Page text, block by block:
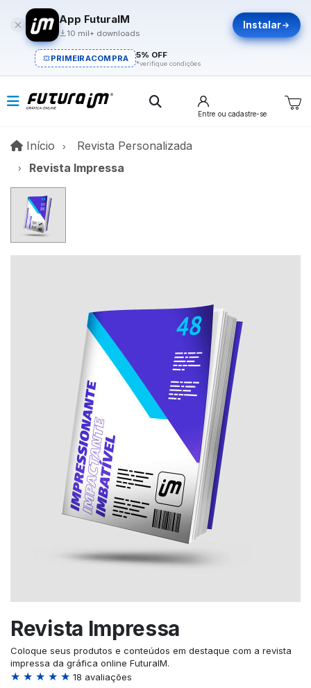
App FuturaIM
10 mil+ downloads
Instalar
PRIMEIRACOMPRA 5% OFF
*verifique condições
Entre ou cadastre-se
Início InícioRevista Personalizada
Revista Impressa
Revista Impressa
Coloque seus produtos e conteúdos em destaque com a revista
impressa da gráfica online FuturaIM.
★ ★ ★ ★ ★ 18 avaliações